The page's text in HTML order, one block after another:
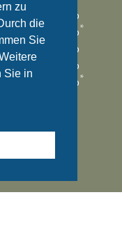
zu
die
Sie
Sie in
14:00 – 15:00
14:00 – 15:00*
14:00 – 15:00
14:00 – 15:00
14:00 – 15:00*